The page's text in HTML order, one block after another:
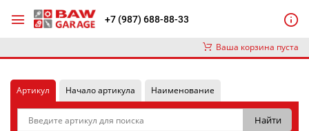
+7 (987) 688-88-33
Ваша корзина пуста
Артикул Начало артикула Наименование